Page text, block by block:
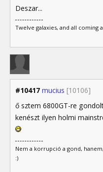
Deszar...
Twelve galaxies, and all coming
#10417 mucius [10106]
ő sztem 6800GT-re
kenészt ilyen holmi
Nem a korrupció a gond,
:)